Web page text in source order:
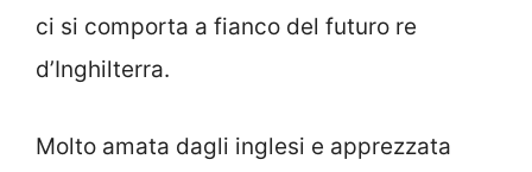
ci si comporta a fianco del futuro re
d’Inghilterra.
Molto amata dagli inglesi e apprezzata